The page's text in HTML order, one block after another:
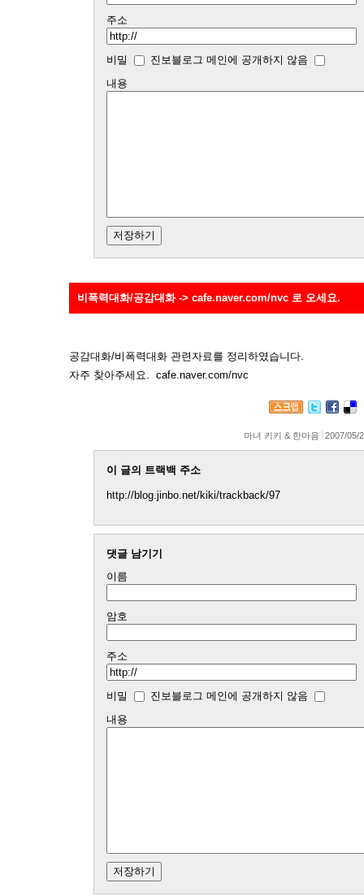
주소
비밀
진보블로그 메인에 공개하지 않음
내용
비폭력대화/공감대화 -> cafe.naver.com/nvc 로 오세요.
공감대화/비폭력대화 관련자료를 정리하였습니다.
자주 찾아주세요. cafe.naver.com/nvc
마녀 키키 & 한마음 2007/05/
이 글의 트랙백 주소
http://blog.jinbo.net/kiki/trackback/97
댓글 남기기
이름
암호
주소
비밀
진보블로그 메인에 공개하지 않음
내용